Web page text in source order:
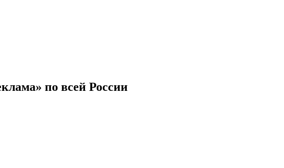
по всей России